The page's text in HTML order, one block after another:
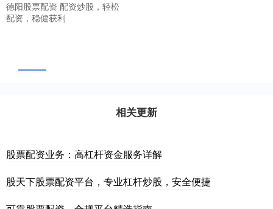
德阳股票配资 配资炒股，轻松
配资，稳健获利
相关更新
股票配资业务：高杠杆资金服务详解
股天下股票配资平台，专业杠杆炒股，安全便捷